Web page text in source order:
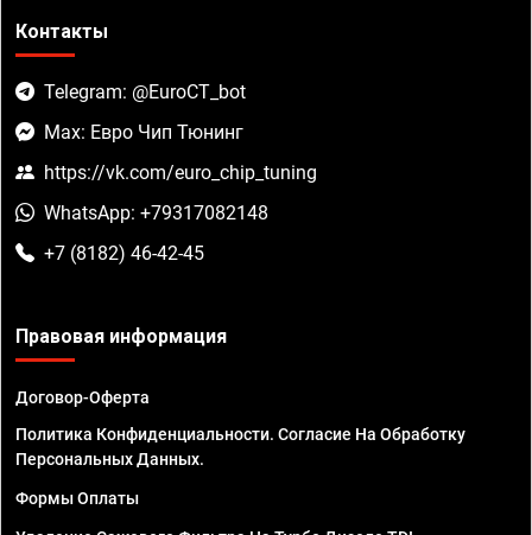
Контакты
Telegram: @EuroCT_bot
Max: Евро Чип Тюнинг
https://vk.com/euro_chip_tuning
WhatsApp: +79317082148
+7 (8182) 46-42-45
Правовая информация
Договор-Оферта
Политика Конфиденциальности. Согласие На Обработку
Персональных Данных.
Формы Оплаты